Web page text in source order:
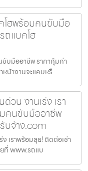
โฮพร้อมคนขับมือ
ถแบคโฮ
บมืออาชีพ ราคาคุ้มค่า
น้างานจะแคบหรื
วน งานเร่ง เรา
คนขับมืออาชีพ
บจ้าง.com
เราพร้อมลุย! ติดต่อเช่า
ที่ www.รถแบ